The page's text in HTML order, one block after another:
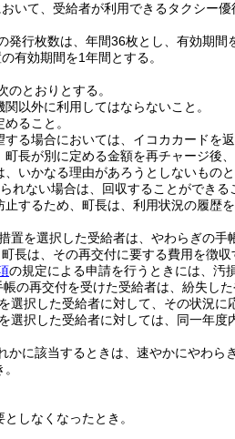
いて、受給者が利用できるタクシー
発行枚数は、年間36枚とし、有効期間
有効期間を1年間とする。
のとおりとする。
以外に利用してはならないこと。
ること。
る場合においては、イコカカードを
長が別に定める金額を再チャージ後
いかなる理由があろうとしないものと
れない場合は、回収することができる
するため、町長は、利用状況の履歴
置を選択した受給者は、やわらぎの
長は、その再交付に要する費用を徴収
の規定による申請を行うときには、汚
の再交付を受けた受給者は、紛失し
選択した受給者に対して、その状況
選択した受給者に対しては、同一年
かに該当するときは、速やかにやわら
しなくなったとき。